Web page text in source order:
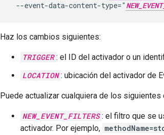
--event-data-content-type="
Haz los cambios siguientes:
TRIGGER : el ID del activador o un
LOCATION : ubicación del activador de
Puede actualizar cualquiera de los siguientes
NEW_EVENT_FILTERS : el filtro que se
activador. Por ejemplo,